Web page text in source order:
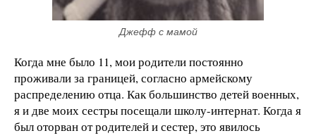
Джефф с мамой
Когда мне было 11, мои родители постоянно
проживали за границей, согласно армейскому
распределению отца. Как большинство детей военных,
я и две моих сестры посещали школу-интернат. Когда я
был оторван от родителей и сестер, это явилось